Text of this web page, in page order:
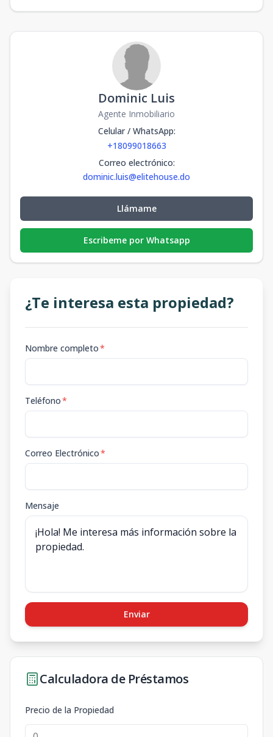
Dominic Luis
Agente Inmobiliario
Celular / WhatsApp:
+18099018663
Correo electrónico:
dominic.luis@elitehouse.do
Llámame
Escribeme por Whatsapp
¿Te interesa esta propiedad?
Nombre completo*
Teléfono*
Correo Electrónico*
Mensaje
Enviar
Calculadora de Préstamos
Precio de la Propiedad